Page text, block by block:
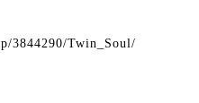
3844290/Twin_Soul/